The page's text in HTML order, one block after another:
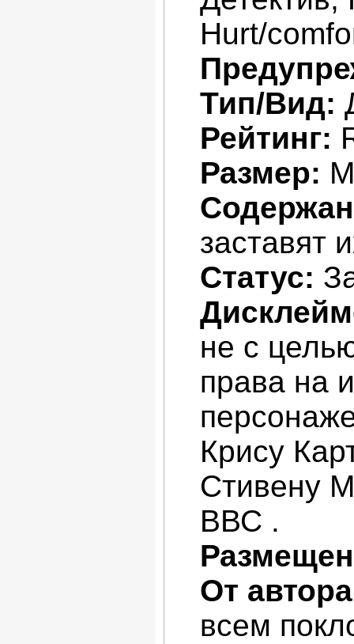
Hurt/
Тип/Вид:
Рейтинг:
Размер:
заставят
Статус:
не с
права на
Крису
Стивену
ВВС .
От
всем